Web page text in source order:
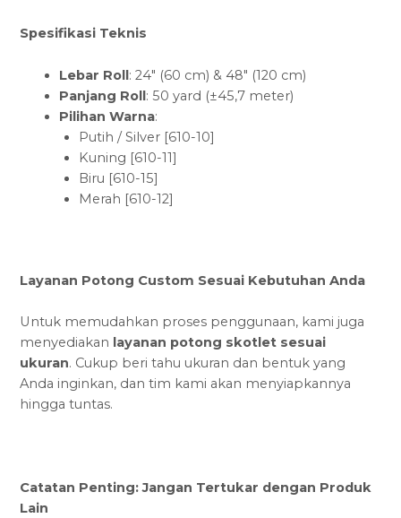
Spesifikasi Teknis
Lebar Roll: 24″ (60 cm) & 48″ (120 cm)
Panjang Roll: 50 yard (±45,7 meter)
Pilihan Warna:
Putih / Silver [610-10]
Kuning [610-11]
Biru [610-15]
Merah [610-12]
Layanan Potong Custom Sesuai Kebutuhan Anda
Untuk memudahkan proses penggunaan, kami juga
menyediakan layanan potong skotlet sesuai
ukuran. Cukup beri tahu ukuran dan bentuk yang
Anda inginkan, dan tim kami akan menyiapkannya
hingga tuntas.
Catatan Penting: Jangan Tertukar dengan Produk
Lain